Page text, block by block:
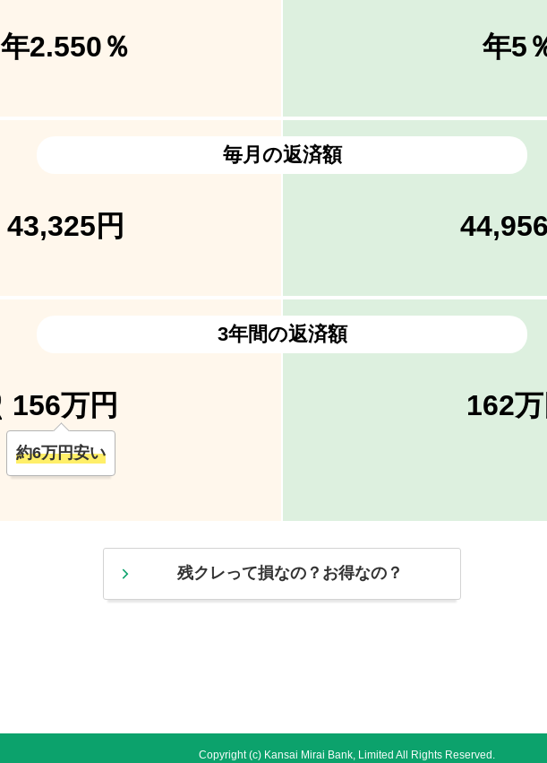
年2.550％ 年5
毎月の返済額
43,325 円
3年間の返済額
156万円
約6万円安い
162
残クレって損なの？お得なの？
Copyright (c) Kansai Mirai Bank, Limited All Rights Reserved.